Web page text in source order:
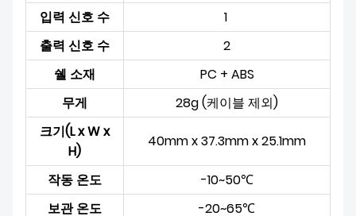
입력 신호 수
1
출력 신호 수
2
쉘 소재
PC + ABS
무게
28g(케이블 제외)
크기(L x W x
H)
40mm x 37.3mm x 25.1mm
작동 온도
-10~50℃
보관 온도
-20~65℃